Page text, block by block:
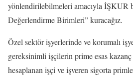
yönlendirilebilmeleri amacıyla İŞKUR
Değerlendirme Birimleri” kuracağız.
Özel sektör işyerlerinde ve korumalı
gereksinimli işçilerin prime esas kazanç
hesaplanan işçi ve işveren sigorta